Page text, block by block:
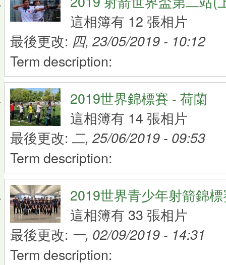
這相簿有 12 張相片
最後更改: 四, 23/05/2019 - 10:12
Term description:
2019世界錦標賽 - 荷蘭
這相簿有 14 張相片
最後更改: 二, 25/06/2019 - 09:53
Term description:
2019世界青少年射箭錦
這相簿有 33 張相片
最後更改: 一, 02/09/2019 - 14:31
Term description: